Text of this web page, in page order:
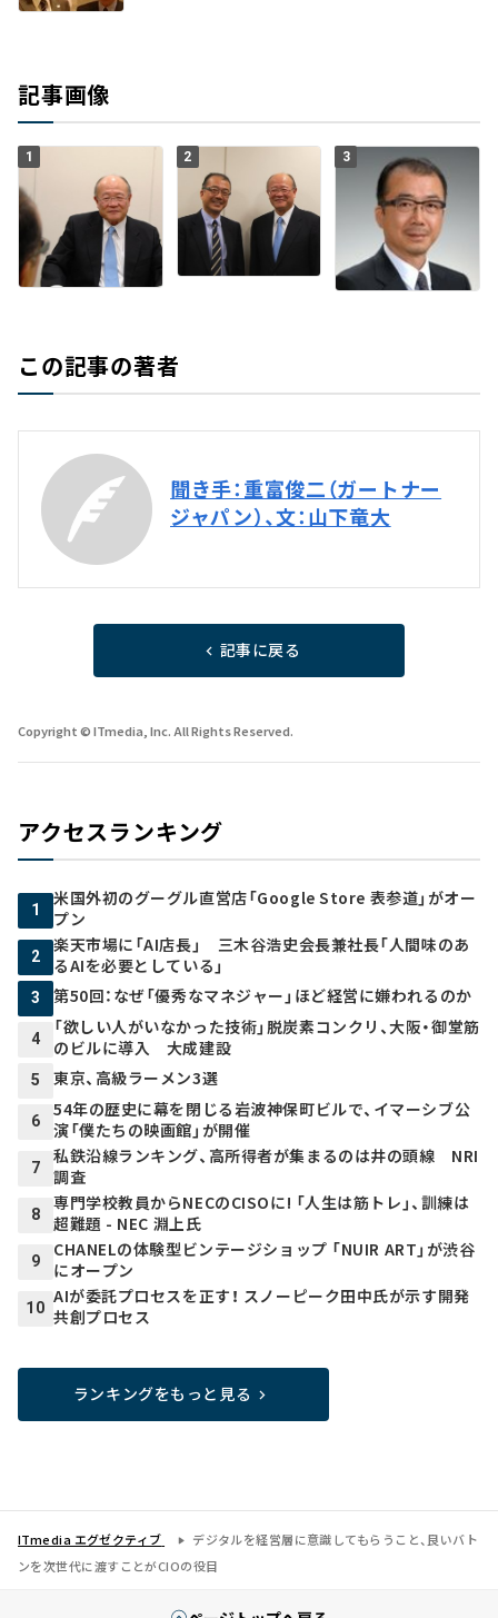
記事画像
1 2 3
この記事の著者
聞き手：重富俊二（ガートナー
ジャパン）、文：山下竜大
記事に戻る
Copyright © ITmedia, Inc. All Rights Reserved.
アクセスランキング
1
米国外初のグーグル直営店「Google Store 表参道」がオー
プン
2
楽天市場に「AI店長」 三木谷浩史会長兼社長「人間味のあ
るAIを必要としている」
3 第50回：なぜ「優秀なマネジャー」ほど経営に嫌われるのか
4
「欲しい人がいなかった技術」脱炭素コンクリ、大阪・御堂筋
のビルに導入 大成建設
5 東京、高級ラーメン3選
6
54年の歴史に幕を閉じる岩波神保町ビルで、イマーシブ公
演「僕たちの映画館」が開催
7
私鉄沿線ランキング、高所得者が集まるのは井の頭線 NRI
調査
8
専門学校教員からNECのCISOに! 「人生は筋トレ」、訓練は
超難題 - NEC 淵上氏
9
CHANELの体験型ビンテージショップ 「NUIR ART」が渋谷
にオープン
10
AIが委託プロセスを正す！ スノーピーク田中氏が示す開発
共創プロセス
ランキングをもっと見る
ITmedia エグゼクティブ
デジタルを経営層に意識してもらうこと、良いバト
ンを次世代に渡すことがCIOの役目